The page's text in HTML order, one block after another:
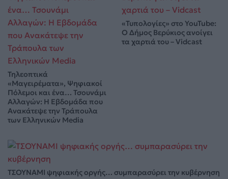
Τηλεοπτικά
«Μαγειρέματα», Ψηφιακοί
Πόλεμοι και ένα… Τσουνάμι
Αλλαγών: Η Εβδομάδα που
Ανακάτεψε την Τράπουλα
των Ελληνικών Media
«Τυπολογίες» στο YouTube:
Ο Δήμος Βερύκιος ανοίγει
τα χαρτιά του – Vidcast
ΤΣΟΥΝΑΜΙ ψηφιακής οργής… συμπαρασύρει την κυβέρνηση